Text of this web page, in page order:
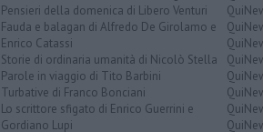
Pensieri della domenica di Libero Venturi
Fauda e balagan di Alfredo De Girolamo e
Enrico Catassi
Storie di ordinaria umanità di Nicolò Stella
Parole in viaggio di Tito Barbini
Turbative di Franco Bonciani
Lo scrittore sfigato di Enrico Guerrini e
Gordiano Lupi